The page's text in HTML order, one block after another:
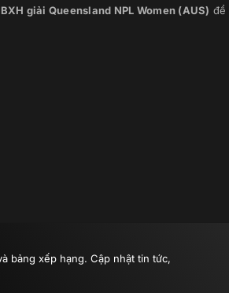
BXH giải Queensland NPL Women (AUS) để
bảng xếp hạng. Cập nhật tin tức,